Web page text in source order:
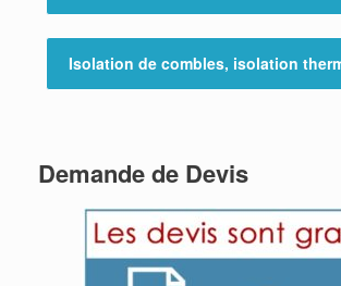
Isolation de combles, isolation
Demande de Devis